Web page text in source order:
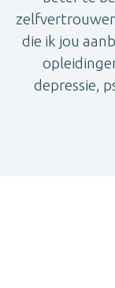
die ik jou
depressie,